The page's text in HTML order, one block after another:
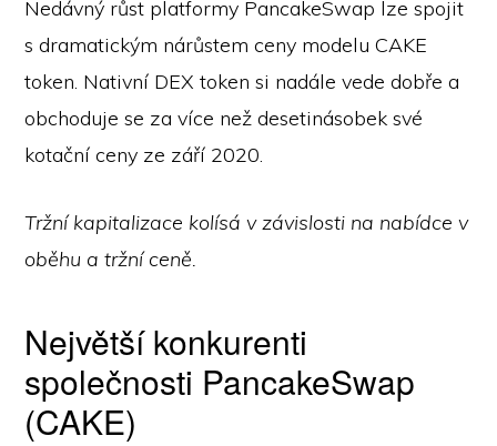
Nedávný růst platformy PancakeSwap lze spojit
s dramatickým nárůstem ceny modelu CAKE
token. Nativní DEX token si nadále vede dobře a
obchoduje se za více než desetinásobek své
kotační ceny ze září 2020.
Tržní kapitalizace kolísá v závislosti na nabídce v
oběhu a tržní ceně.
Největší konkurenti
společnosti PancakeSwap
(CAKE)